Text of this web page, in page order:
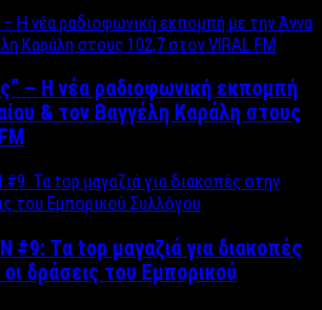
– Η νέα ραδιοφωνική εκπομπή
& τον Βαγγέλη Καράλη στους
#9: Τα top μαγαζιά για διακοπές
δράσεις του Εμπορικού